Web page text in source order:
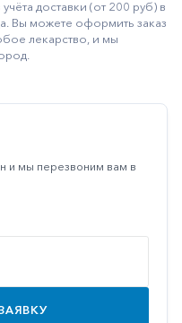
доставки (от 200 руб) в
Вы можете оформить заказ
лекарство, и мы
и мы перезвоним вам в